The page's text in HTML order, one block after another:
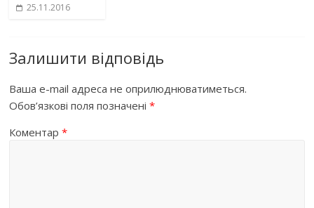
25.11.2016
Залишити відповідь
Ваша e-mail адреса не оприлюднюватиметься.
Обов’язкові поля позначені*
Коментар*